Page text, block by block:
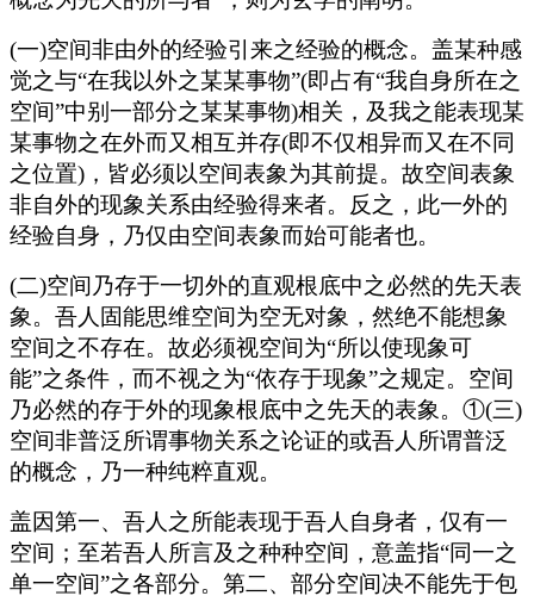
(一)空间非由外的经验引来之经验的概念。盖某种感
觉之与“在我以外之某某事物”(即占有“我自身所在之
空间”中别一部分之某某事物)相关，及我之能表现某
某事物之在外而又相互并存(即不仅相异而又在不同
之位置)，皆必须以空间表象为其前提。故空间表象
非自外的现象关系由经验得来者。反之，此一外的
经验自身，乃仅由空间表象而始可能者也。
(二)空间乃存于一切外的直观根底中之必然的先天表
象。吾人固能思维空间为空无对象，然绝不能想象
空间之不存在。故必须视空间为“所以使现象可
能”之条件，而不视之为“依存于现象”之规定。空间
乃必然的存于外的现象根底中之先天的表象。①(三)
空间非普泛所谓事物关系之论证的或吾人所谓普泛
的概念，乃一种纯粹直观。
盖因第一、吾人之所能表现于吾人自身者，仅有一
空间；至若吾人所言及之种种空间，意盖指“同一之
单一空间”之各部分。第二、部分空间决不能先于包